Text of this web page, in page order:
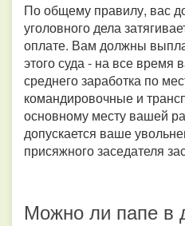
По общему правилу, вас
уголовного дела
оплате. Вам должны
этого суда - на все время
среднего заработка по
командировочные и
основному месту вашей
допускается ваше
присяжного заседателя
Можно ли папе в